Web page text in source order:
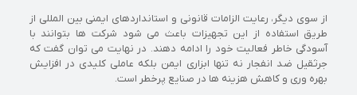
از سوی دیگر، رعایت الزامات قانونی و استانداردهای ایمنی بین المللی از
طریق استفاده از این تجهیزات باعث می شود شرکت ها بتوانند با
آسودگی خاطر فعالیت خود را ادامه دهند. در نهایت می توان گفت که
جرثقیل ضد انفجار نه تنها ابزاری ایمن بلکه عاملی کلیدی در افزایش
بهره وری و کاهش هزینه ها در صنایع پرخطر است.